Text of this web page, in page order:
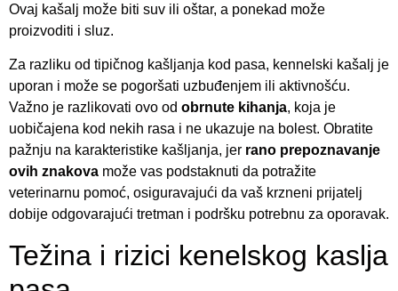
Ovaj kašalj može biti suv ili oštar, a ponekad može
proizvoditi i sluz.
Za razliku od tipičnog kašljanja kod pasa, kennelski kašalj je
uporan i može se pogoršati uzbuđenjem ili aktivnošću.
Važno je razlikovati ovo od obrnute kihanja, koja je
uobičajena kod nekih rasa i ne ukazuje na bolest. Obratite
pažnju na karakteristike kašljanja, jer rano prepoznavanje
ovih znakova može vas podstaknuti da potražite
veterinarnu pomoć, osiguravajući da vaš krzneni prijatelj
dobije odgovarajući tretman i podršku potrebnu za oporavak.
Težina i rizici kenelskog kaslja